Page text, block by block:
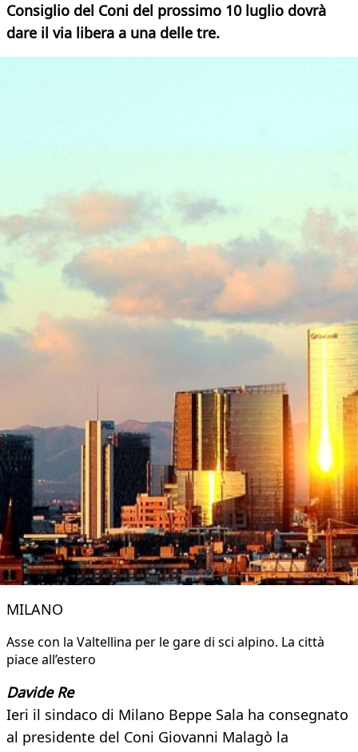
Consiglio del Coni del prossimo 10 luglio dovrà
dare il via libera a una delle tre.
MILANO
Asse con la Valtellina per le gare di sci alpino. La città
piace all’estero
Davide Re
Ieri il sindaco di Milano Beppe Sala ha consegnato
al presidente del Coni Giovanni Malagò la